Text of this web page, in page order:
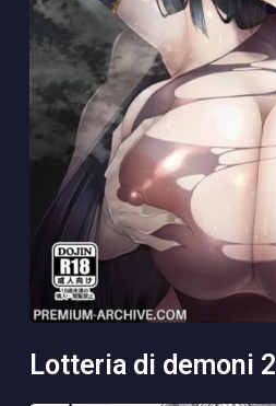
lotteria di demoni 2